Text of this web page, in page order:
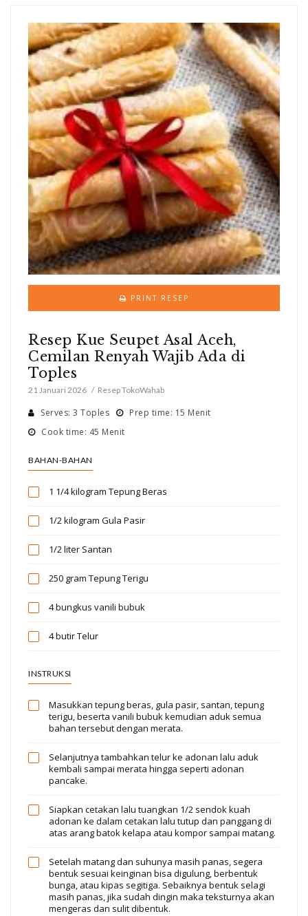
PRINT RESEP
Resep Kue Seupet Asal Aceh,
Cemilan Renyah Wajib Ada di
Toples
21 Januari 2026 Resep TokoWahab
Serves: 3 Toples
Prep time: 15 Menit
Cook time: 45 Menit
BAHAN-BAHAN
1 1/4 kilogram Tepung Beras
1/2 kilogram Gula Pasir
1/2 liter Santan
250 gram Tepung Terigu
4 bungkus vanili bubuk
4 butirTelur
INSTRUKSI
Masukkan tepung beras, gula pasir, santan, tepung
terigu, beserta vanili bubuk kemudian aduk semua
bahan tersebut dengan merata.
Selanjutnya tambahkan telur ke adonan lalu aduk
kembali sampai merata hingga seperti adonan
pancake.
Siapkan cetakan lalu tuangkan 1/2 sendok kuah
adonan ke dalam cetakan lalu tutup dan panggang di
atas arang batok kelapa atau kompor sampai matang.
Setelah matang dan suhunya masih panas, segera
bentuk sesuai keinginan bisa digulung, berbentuk
bunga, atau kipas segitiga. Sebaiknya bentuk selagi
masih panas, jika sudah dingin maka teksturnya akan
mengeras dan sulit dibentuk.